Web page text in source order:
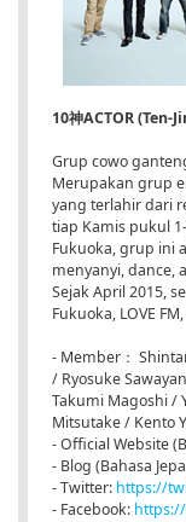
10神ACTOR (Ten-
Grup cowo
Merupakan grup
yang terlahir dari
tiap Kamis pukul
Fukuoka, grup ini
menyanyi, dance,
Sejak April 2015,
Fukuoka, LOVE
- Member：
/ Ryosuke
Takumi Magoshi /
Mitsutake / Kento
- Official Website
- Blog (Bahasa
- Twitter: https://
- Facebook: